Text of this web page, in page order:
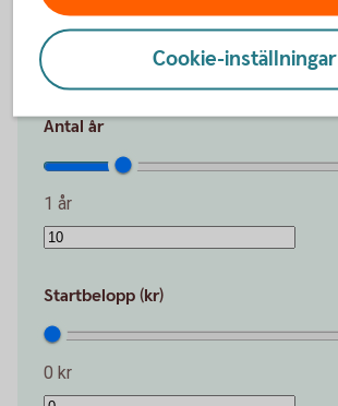
100 kr
Antal år
1 år
Startbelopp (kr)
0 kr
Cookie-inställningar